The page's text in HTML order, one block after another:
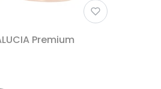
Premium